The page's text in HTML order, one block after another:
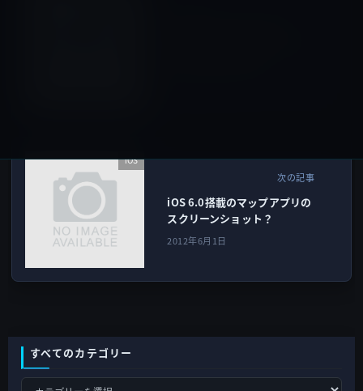
iOS
次の記事
iOS 6.0搭載のマップアプリの
スクリーンショット？
2012年6月1日
すべてのカテゴリー